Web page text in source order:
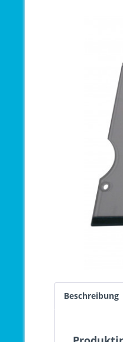
Beschreibung